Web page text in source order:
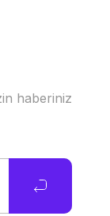
haberiniz